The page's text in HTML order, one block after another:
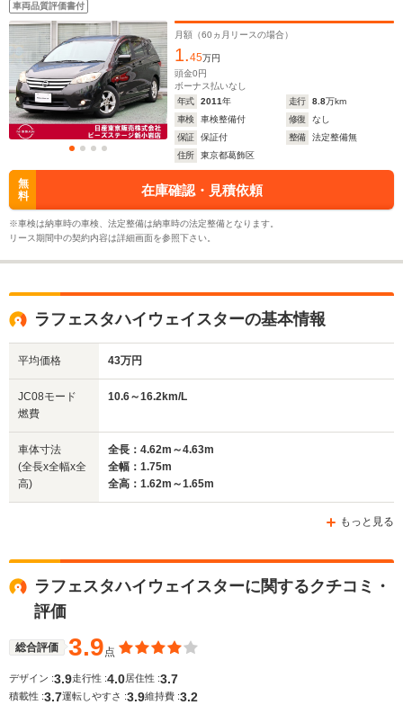
WLTCモード
燃費
ホイールベース
-m
-
車両品質評価書付
月額（60 ヵ月リースの場合）
1.45万円
頭金0円
ボーナス払いなし
年式
2011年 走行 8.8万km
車検
車検整備付 修復
なし
保証
保証付 整備
法定整備無
住所
東京都葛飾区
無
料
在庫確認・見積依頼
※車検は納車時の車検、法定整備は納車時の法定整備となります。
リース期間中の契約内容は詳細画面を参照下さい。
ラフェスタハイウェイスターの基本情報
平均価格 43万円
JC08モード
燃費
10.6～16.2km/L
車体寸法
(全長x全幅x全
高)
全長：4.62m～4.63m
全幅：1.75m
全高：1.62m～1.65m
もっと見る
ラフェスタハイウェイスターに関するクチコミ・
評価
総合評価 3.9点
デザイン :3.9走行性 :4.0 居住性 :3.7
積載性 :3.7運転しやすさ :3.9維持費 :3.2